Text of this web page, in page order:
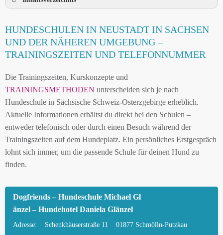
UMGEBUNG
HUNDESCHULEN IN NEUSTADT IN SACHSEN
MOBILE HUNDETRAINER IN NEUSTADT IN
SACHSEN UND UMGEBUNG
NEUSTADT IN SACHSEN
HUNDEFREUNDLICHE ORTE UND
FREILAUFFLÄCHEN IN NEUSTADT IN
HUNDEFÜHRERSCHEIN FÜR DIE REGION
SÄCHSISCHE SCHWEIZ-OSTERZGEBIRGE –
ONLINE-TEST
HUNDEPLATZ MIETEN FÜR EINEN SICHEREN
HUNDESCHULEN IN NEUSTADT IN SACHSEN
UND DER NÄHEREN UMGEBUNG –
TRAININGSZEITEN UND TELEFONNUMMER
Die Trainingszeiten, Kurskonzepte und
TRAININGSMETHODEN unterscheiden sich je nach
Hundeschule in Sächsische Schweiz-Osterzgebirge erheblich.
Aktuelle Informationen erhältst du direkt bei den Schulen –
entweder telefonisch oder durch einen Besuch während der
Trainingszeiten auf dem Hundeplatz. Ein persönliches Erstgespräch
lohnt sich immer, um die passende Schule für deinen Hund zu
finden.
Dogfriends – Hundeschule Michael Gl
änzel – Hundehotel Daniela Glänzel
Adresse: Schenkhäuserstraße 11 01877 Schmölln-Putzkau